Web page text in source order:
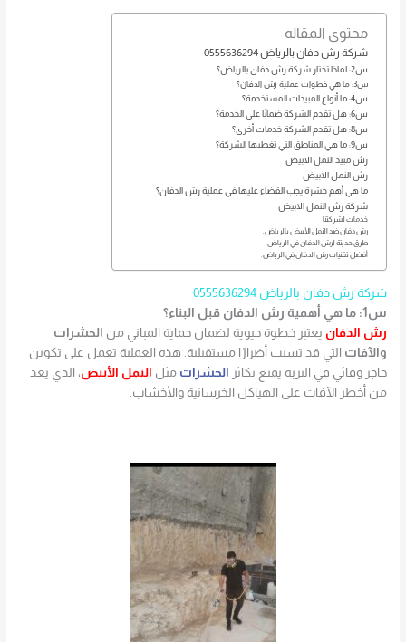
محتوى المقاله
شركة رش دفان بالرياض 0555636294
س2: لماذا تختار شركة رش دفان بالرياض؟
س3: ما هي خطوات عملية رش الدفان؟
س4: ما أنواع المبيدات المستخدمة؟
س6: هل تقدم الشركة ضمانًا على الخدمة؟
س8: هل تقدم الشركة خدمات أخرى؟
س9: ما هي المناطق التي تغطيها الشركة؟
رش مبيد النمل الابيض
رش النمل الابيض
ما هي أهم حشرة يجب القضاء عليها في عملية رش الدفان؟
شركة رش النمل الابيض
خدمات لشركتنا
رش دفان ضد النمل الأبيض بالرياض.
طرق حديثة لرش الدفان في الرياض.
أفضل تقنيات رش الدفان في الرياض.
شركة رش دفان بالرياض 0555636294
س1: ما هي أهمية رش الدفان قبل البناء؟
رش الدفان يعتبر خطوة حيوية لضمان حماية المباني من الحشرات
والآفات التي قد تسبب أضرارًا مستقبلية. هذه العملية تعمل على تكوين
حاجز وقائي في التربة يمنع تكاثر
الحشرات مثل النمل الأبيض، الذي يعد
من أخطر الآفات على الهياكل الخرسانية والأخشاب.